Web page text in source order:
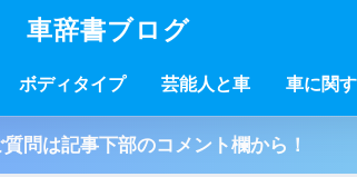
車辞書ブログ
ボディタイプ 芸能人と車 車に関
問は記事下部のコメント欄から！